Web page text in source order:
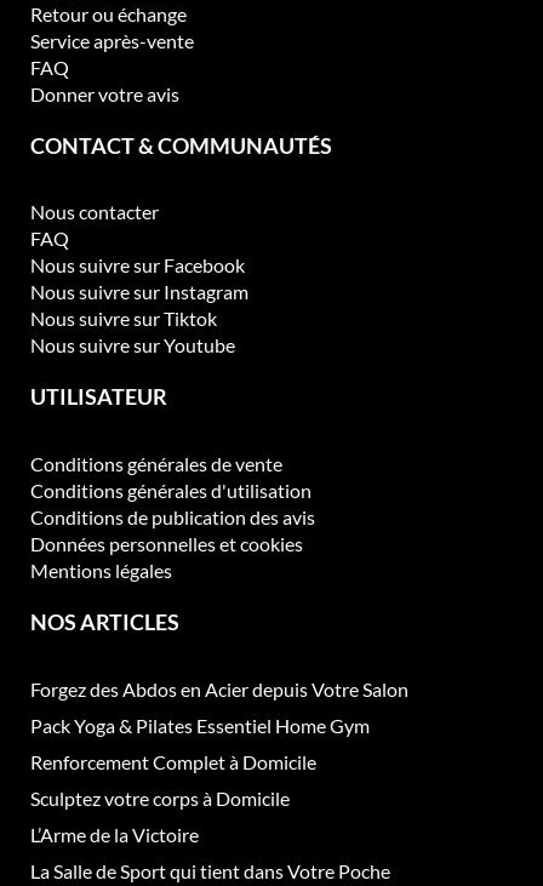
Retour ou échange
Service après-vente
FAQ
Donner votre avis
CONTACT & COMMUNAUTÉS
Nous contacter
FAQ
Nous suivre sur Facebook
Nous suivre sur Instagram
Nous suivre sur Tiktok
Nous suivre sur Youtube
UTILISATEUR
Conditions générales de vente
Conditions générales d'utilisation
Conditions de publication des avis
Données personnelles et cookies
Mentions légales
NOS ARTICLES
Forgez des Abdos en Acier depuis Votre Salon
Pack Yoga & Pilates Essentiel Home Gym
Renforcement Complet à Domicile
Sculptez votre corps à Domicile
L’Arme de la Victoire
La Salle de Sport qui tient dans Votre Poche